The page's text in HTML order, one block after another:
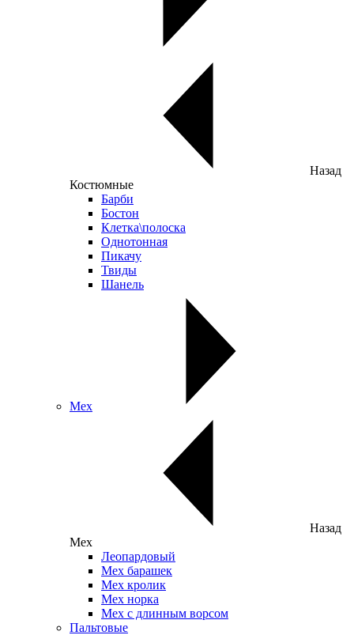
Назад
Костюмные
Барби
Бостон
Клетка\полоска
Однотонная
Пикачу
Твиды
Шанель
Мех
Назад
Мех
Леопардовый
Мех барашек
Мех кролик
Мех норка
Мех с длинным ворсом
Пальтовые